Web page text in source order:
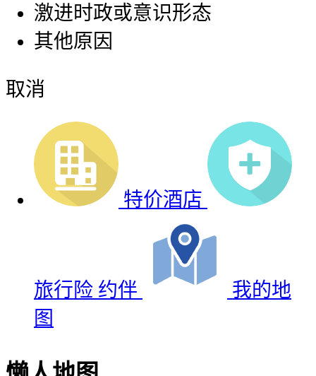
激进时政或意识形态
其他原因
取消
特价酒店
旅行险 约伴
我的地
图